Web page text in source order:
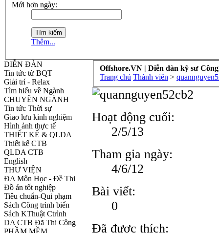
Mới hơn ngày:
Thêm...
DIỄN ĐÀN
Tin tức từ BQT
Giải trí - Relax
Tìm hiểu về Ngành
CHUYÊN NGÀNH
Tin tức Thời sự
Giao lưu kinh nghiệm
Hình ảnh thực tế
THIẾT KẾ & QLDA
Thiết kế CTB
QLDA CTB
English
THƯ VIỆN
ĐA Môn Học - Đề Thi
Đồ án tốt nghiệp
Tiêu chuẩn-Qui phạm
Sách Công trình biển
Sách KThuật Ctrình
DA CTB Đã Thi Công
Offshore.VN | Diễn đàn kỹ sư
Trang chủ Thành viên >
Hoạt động cuối:
2/5/13
Tham gia ngày:
4/6/12
Bài viết:
0
Đã được thích: